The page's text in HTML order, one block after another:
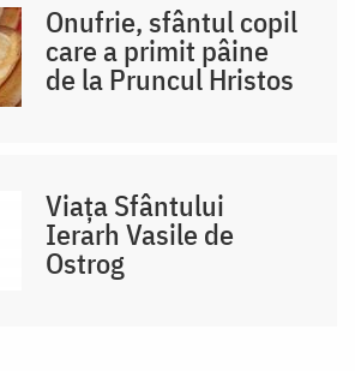
Onufrie, sfântul copil
care a primit pâine
de la Pruncul Hristos
Viața Sfântului
Ierarh Vasile de
Ostrog